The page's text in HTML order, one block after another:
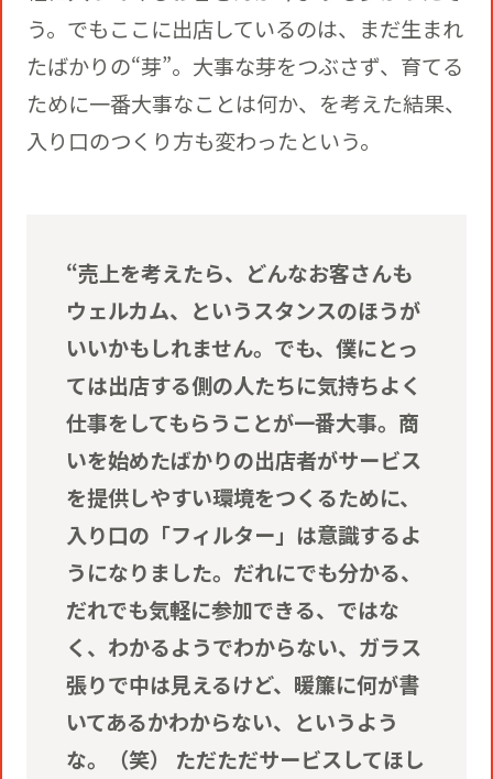
う。でもここに出店しているのは、まだ生まれ
たばかりの“芽”。大事な芽をつぶさず、育てる
ために一番大事なことは何か、を考えた結果、
入り口のつくり方も変わったという。
“売上を考えたら、どんなお客さんも
ウェルカム、というスタンスのほうが
いいかもしれません。でも、僕にとっ
ては出店する側の人たちに気持ちよく
仕事をしてもらうことが一番大事。商
いを始めたばかりの出店者がサービス
を提供しやすい環境をつくるために、
入り口の「フィルター」は意識するよ
うになりました。だれにでも分かる、
だれでも気軽に参加できる、ではな
く、わかるようでわからない、ガラス
張りで中は見えるけど、暖簾に何が書
いてあるかわからない、というよう
な。（笑） ただただサービスしてほし